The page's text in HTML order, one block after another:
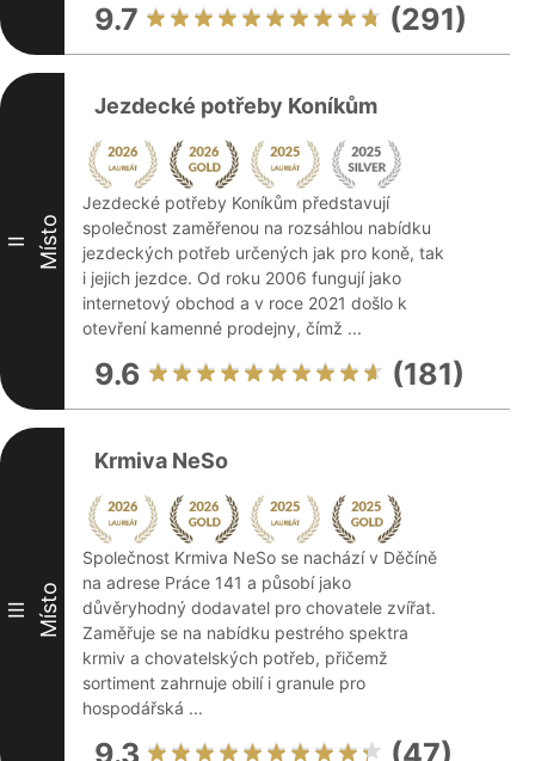
9.7 (291)
II Místo
Jezdecké potřeby Koníkům
Jezdecké potřeby Koníkům představují
společnost zaměřenou na rozsáhlou nabídku
jezdeckých potřeb určených jak pro koně, tak
i jejich jezdce. Od roku 2006 fungují jako
internetový obchod a v roce 2021 došlo k
otevření kamenné prodejny, čímž ...
9.6 (181)
III Místo
Krmiva NeSo
Společnost Krmiva NeSo se nachází v Děčíně
na adrese Práce 141 a působí jako
důvěryhodný dodavatel pro chovatele zvířat.
Zaměřuje se na nabídku pestrého spektra
krmiv a chovatelských potřeb, přičemž
sortiment zahrnuje obilí i granule pro
hospodářská ...
9.3 (47)